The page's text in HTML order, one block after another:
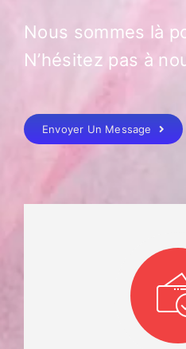
Nous sommes là
N’hésitez pas à
Envoyer Un Message